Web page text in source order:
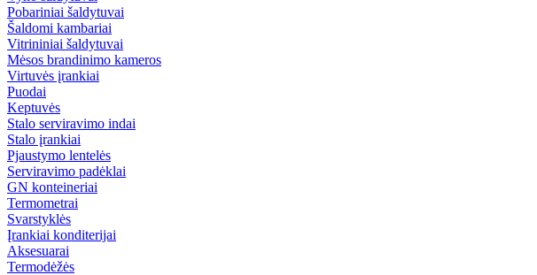
Pobariniai šaldytuvai
Šaldomi kambariai
Vitrininiai šaldytuvai
Mėsos brandinimo kameros
Virtuvės įrankiai
Puodai
Keptuvės
Stalo serviravimo indai
Stalo įrankiai
Pjaustymo lentelės
Serviravimo padėklai
GN konteineriai
Termometrai
Svarstyklės
Įrankiai konditerijai
Aksesuarai
Termodėžės